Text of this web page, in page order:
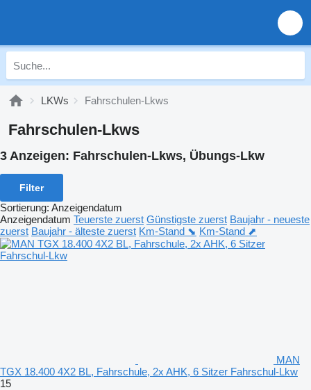
LKWs Fahrschulen-Lkws
Fahrschulen-Lkws
3 Anzeigen: Fahrschulen-Lkws, Übungs-Lkw
Filter
Sortierung: Anzeigendatum
Anzeigendatum Teuerste zuerst Günstigste zuerst Baujahr - neueste
zuerst Baujahr - älteste zuerst Km-Stand ⬊ Km-Stand ⬈
MAN
TGX 18.400 4X2 BL, Fahrschule, 2x AHK, 6 Sitzer Fahrschul-Lkw
15